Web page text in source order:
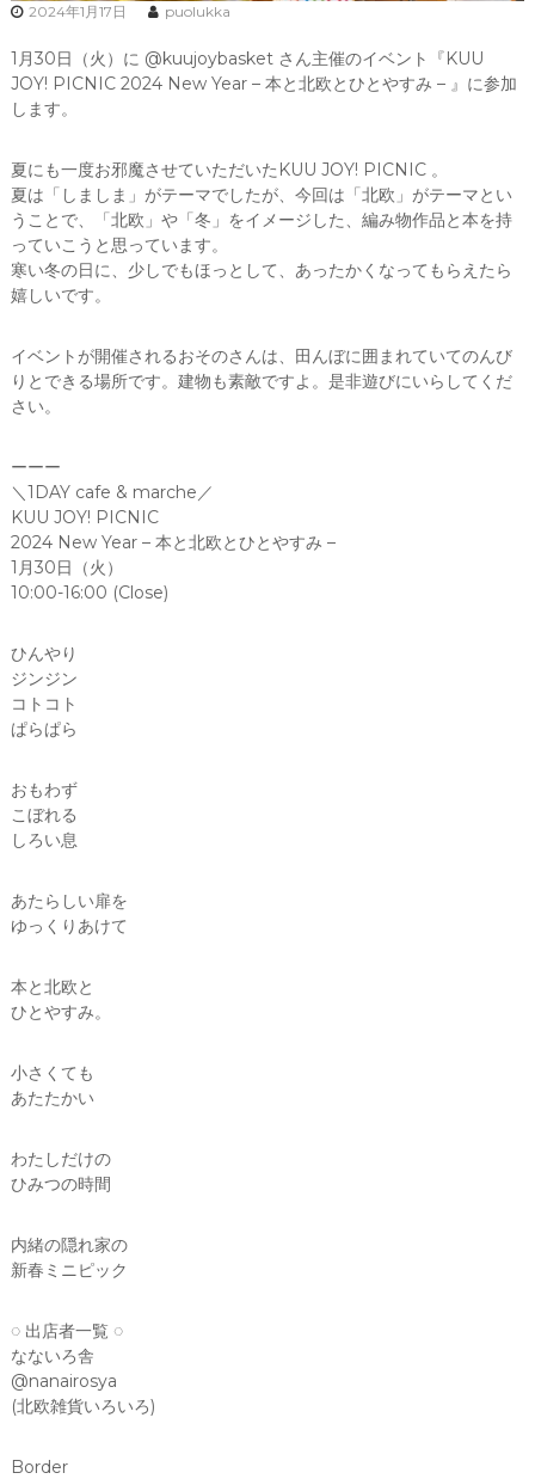
2024年1月17日 puolukka
1月30日（火）に @kuujoybasket さん主催のイベント『KUU
JOY! PICNIC 2024 New Year – 本と北欧とひとやすみ – 』に参加
します。
夏にも一度お邪魔させていただいたKUU JOY! PICNIC 。
夏は「しましま」がテーマでしたが、今回は「北欧」がテーマとい
うことで、「北欧」や「冬」をイメージした、編み物作品と本を持
っていこうと思っています。
寒い冬の日に、少しでもほっとして、あったかくなってもらえたら
嬉しいです。
イベントが開催されるおそのさんは、田んぼに囲まれていてのんび
りとできる場所です。建物も素敵ですよ。是非遊びにいらしてくだ
さい。
ーーー
＼1DAY cafe & marche／
KUU JOY! PICNIC
2024 New Year – 本と北欧とひとやすみ –
1月30日（火）
10:00-16:00 (Close)
ひんやり
ジンジン
コトコト
ぱらぱら
おもわず
こぼれる
しろい息
あたらしい扉を
ゆっくりあけて
本と北欧と
ひとやすみ。
小さくても
あたたかい
わたしだけの
ひみつの時間
内緒の隠れ家の
新春ミニピック
◌ 出店者一覧 ◌
なないろ舎
@nanairosya
(北欧雑貨いろいろ)
Border